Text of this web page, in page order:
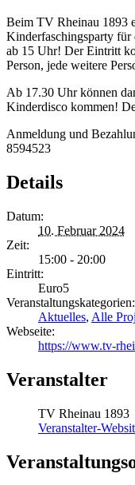
Beim TV Rheinau 1893
Kinderfaschingsparty für
ab 15 Uhr! Der Eintritt
Person, jede weitere
Ab 17.30 Uhr können
Kinderdisco kommen!
Anmeldung und
8594523
Details
Datum:
10. Februar 2024
Zeit:
15:00 - 20:00
Eintritt:
Euro5
Veranstaltungskategorien:
Aktuelles, Alle
Webseite:
https://www.tv-
Veranstalter
TV Rheinau 1893
Veranstalter-